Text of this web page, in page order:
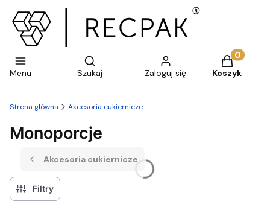
Menu
Otwórz wyszukiwarkę
Szukaj Zaloguj się
Produkty
Koszyk
Strona główna Akcesoria cukiernicze
Monoporcje
Akcesoria cukiernicze
Filtry